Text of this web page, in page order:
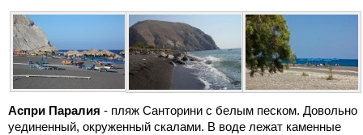
Аспри Паралия - пляж Санторини с белым песком. Довольно
уединенный, окруженный скалами. В воде лежат каменные